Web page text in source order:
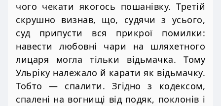
чого чекати якогось пошанівку. Третій
скрушно визнав, що, судячи з усього,
суд припусти вся прикрої помилки:
навести любовні чари на шляхетного
лицаря могла тільки відьмачка. Тому
Ульріку належало й карати як відьмачку.
Тобто — спалити. Згідно з кодексом,
спалені на вогнищі від подяк, поклонів і